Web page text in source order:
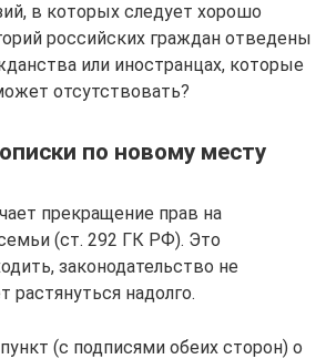
в которых следует хорошо
российских граждан отведены
или иностранцах, которые
отсутствовать?
по новому месту
прекращение прав на
(ст. 292 ГК РФ). Это
законодательство не
растянуться надолго.
(с подписями обеих сторон) о